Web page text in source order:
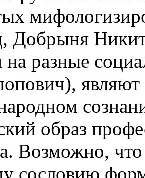
Добрыня
на разные
образ
Возможно,
сословию